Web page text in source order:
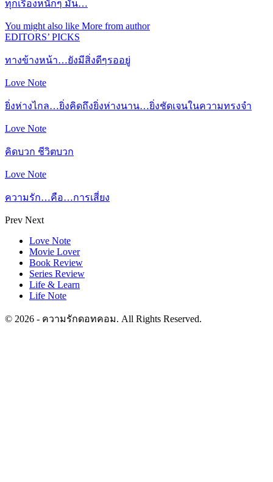
ทุกเรื่องหนักๆ มัน…
You might also like More from author
EDITORS’ PICKS
ทางข้างหน้า…ยังมีสิ่งดีๆรออยู่
Love Note
ยิ่งห่างไกล…ยิ่งคิดถึงยิ่งห่างนาน…ยิ่งชัดเจนในความทรงจำ
Love Note
คิดบวก ชีวิตบวก
Love Note
ความรัก…คือ…การเสี่ยง
Prev Next
Love Note
Movie Lover
Book Review
Series Review
Life & Learn
Life Note
© 2026 - ความรักดอทคอม. All Rights Reserved.